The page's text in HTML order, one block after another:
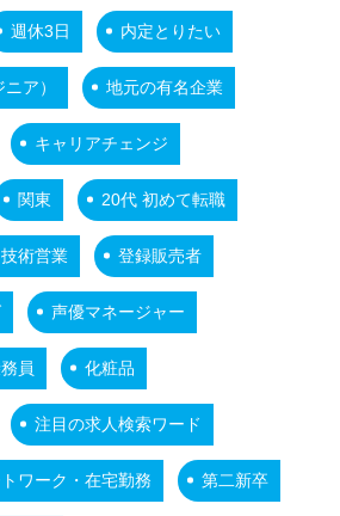
週休3日 内定とりたい
ア） 地元の有名企業
キャリアチェンジ
関東 20代 初めて転職
技術営業 登録販売者
声優マネージャー
員 化粧品
注目の求人検索ワード
ワーク・在宅勤務 第二新卒